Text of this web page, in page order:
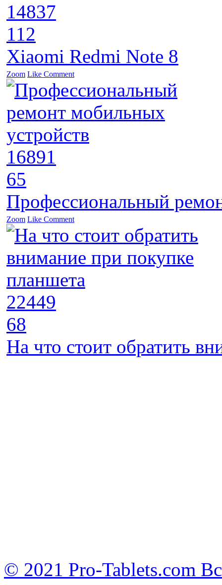
14837
112
Xiaomi Redmi Note 8
Zoom Like Comment
16891
65
Профессиональный
Zoom Like Comment
22449
68
На что стоит обратить
© 2021 Pro-Tablets.com